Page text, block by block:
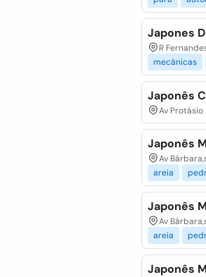
Japones
R
mecânicas
Japonês
Av Protásio
Japonês
Av
areia
Japonês
Av
areia
Japonês